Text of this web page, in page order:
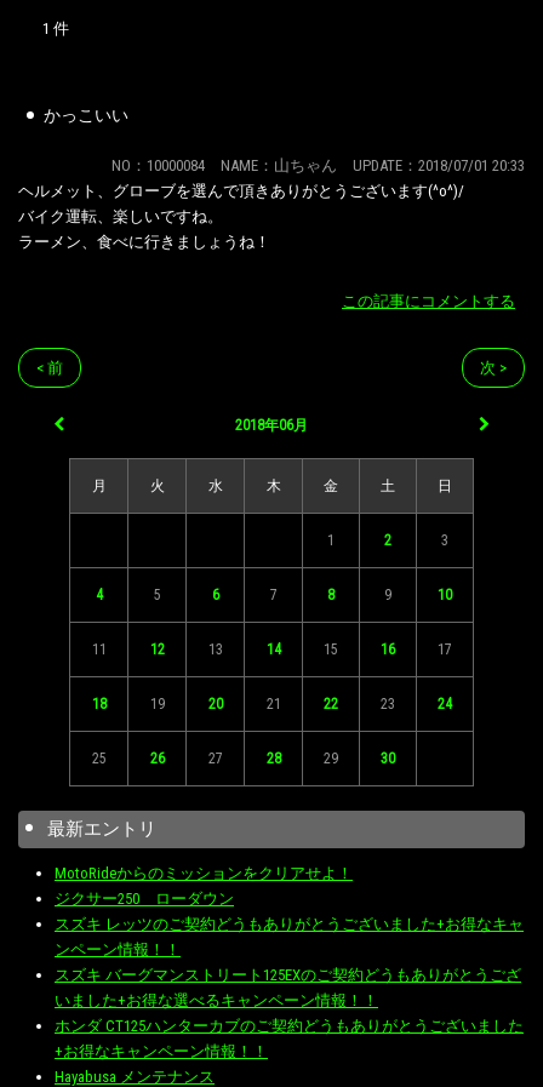
1 件
かっこいい
NO：10000084 NAME：山ちゃん UPDATE：2018/07/01 20:33
ヘルメット、グローブを選んで頂きありがとうございます(^o^)/
バイク運転、楽しいですね。
ラーメン、食べに行きましょうね！
この記事にコメントする
< 前 次 >
2018年06月
月 火 水 木 金 土 日
1 2 3
4 5 6 7 8 9 10
11 12 13 14 15 16 17
18 19 20 21 22 23 24
25 26 27 28 29 30
最新エントリ
MotoRideからのミッションをクリアせよ！
ジクサー250 ローダウン
スズキ レッツのご契約どうもありがとうございました+お得なキャ
ンペーン情報！！
スズキ バーグマンストリート125EXのご契約どうもありがとうござ
いました+お得な選べるキャンペーン情報！！
ホンダ CT125ハンターカブのご契約どうもありがとうございました
+お得なキャンペーン情報！！
Hayabusa メンテナンス